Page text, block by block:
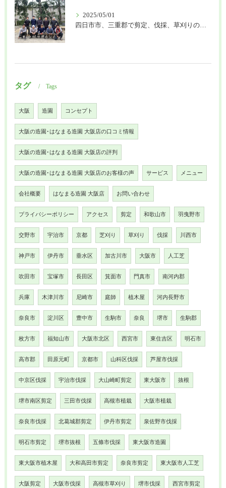
2025/05/01
四日市市、三重郡で剪定、伐採、草刈りの作業を頼むなら はなまる造園
タグ Tags
大阪 造園 コンセプト
大阪の造園･はなまる造園 大阪店の口コミ情報
大阪の造園･はなまる造園 大阪店の評判
大阪の造園･はなまる造園 大阪店のお客様の声 サービス メニュー
会社概要 はなまる造園 大阪店 お問い合わせ
プライバシーポリシー アクセス 剪定 和歌山市 羽曳野市
交野市 宇治市 京都 芝刈り 草刈り 伐採 川西市
神戸市 伊丹市 垂水区 加古川市 大阪市 人工芝
吹田市 宝塚市 長田区 箕面市 門真市 南河内郡
兵庫 木津川市 尼崎市 庭師 植木屋 河内長野市
奈良市 淀川区 豊中市 生駒市 奈良 堺市 生駒郡
枚方市 福知山市 大阪市北区 西宮市 東住吉区 明石市
高市郡 田原元町 京都市 山科区伐採 芦屋市伐採
中京区伐採 宇治市伐採 大山崎町剪定 東大阪市 抜根
堺市南区剪定 三田市伐採 高槻市植栽 大阪市植栽
奈良市伐採 北葛城郡剪定 伊丹市剪定 泉佐野市伐採
明石市剪定 堺市抜根 五條市伐採 東大阪市造園
東大阪市植木屋 大和高田市剪定 奈良市剪定 東大阪市人工芝
大阪剪定 大阪市伐採 高槻市草刈り 堺市伐採 西宮市剪定